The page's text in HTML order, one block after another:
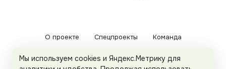
О проекте Спецпроекты Команда
Рекламодателям Политика конфиденциальности
Мы используем cookies и Яндекс.Метрику для